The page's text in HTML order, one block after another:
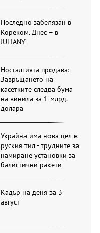
Последно забелязан в
Кореком. Днес – в
JULIANY
Носталгията продава:
Завръщането на
касетките следва бума
на винила за 1 млрд.
долара
Украйна има нова цел в
руския тил - трудните за
намиране установки за
балистични ракети
Кадър на деня за 3
август